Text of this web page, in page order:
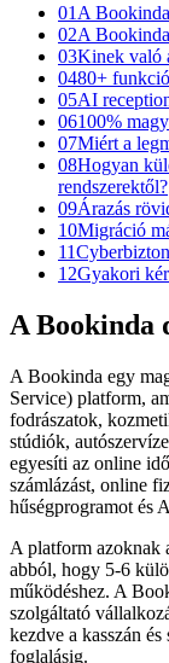
01 A
02A
03Kinek való
0480+
05AI
06100%
07Miért a
08Hogyan
rendszerektől?
09Árazás
10Migráció
11
12Gyakori
A Bookinda
A Bookinda egy
Service) platform,
fodrászatok,
stúdiók,
egyesíti az online
számlázást, online
hűségprogramot és
A platform azoknak
abból, hogy 5-6
működéshez. A
szolgáltató
kezdve a kasszán
foglalásig.